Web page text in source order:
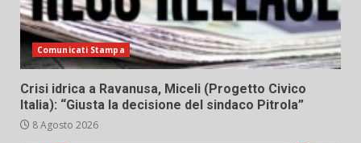
Comunicati Stampa
Crisi idrica a Ravanusa, Miceli (Progetto Civico
Italia): “Giusta la decisione del sindaco Pitrola”
8 Agosto 2026